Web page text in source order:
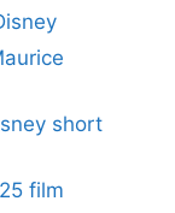
short
film